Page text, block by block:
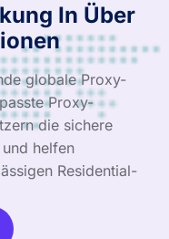
In Über
globale Proxy-
Proxy-
die sichere
helfen
Residential-